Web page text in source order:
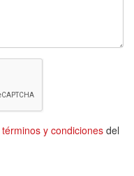
términos y condiciones del